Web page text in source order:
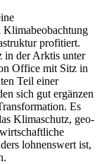
Klimabeobachtung
profitiert.
in der Arktis unter
Office mit Sitz in
Teil einer
sich gut ergänzen
Es
Klimaschutz, geo-
lohnenswert ist,